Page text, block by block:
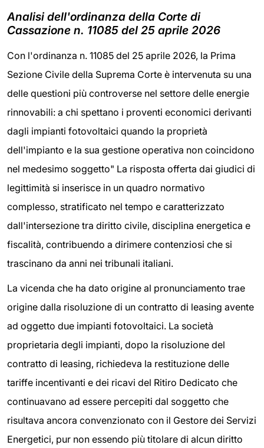
Analisi dell'ordinanza della Corte di
Cassazione n. 11085 del 25 aprile 2026
Con l'ordinanza n. 11085 del 25 aprile 2026, la Prima
Sezione Civile della Suprema Corte è intervenuta su una
delle questioni più controverse nel settore delle energie
rinnovabili: a chi spettano i proventi economici derivanti
dagli impianti fotovoltaici quando la proprietà
dell'impianto e la sua gestione operativa non coincidono
nel medesimo soggetto" La risposta offerta dai giudici di
legittimità si inserisce in un quadro normativo
complesso, stratificato nel tempo e caratterizzato
dall'intersezione tra diritto civile, disciplina energetica e
fiscalità, contribuendo a dirimere contenziosi che si
trascinano da anni nei tribunali italiani.
La vicenda che ha dato origine al pronunciamento trae
origine dalla risoluzione di un contratto di leasing avente
ad oggetto due impianti fotovoltaici. La società
proprietaria degli impianti, dopo la risoluzione del
contratto di leasing, richiedeva la restituzione delle
tariffe incentivanti e dei ricavi del Ritiro Dedicato che
continuavano ad essere percepiti dal soggetto che
risultava ancora convenzionato con il Gestore dei Servizi
Energetici, pur non essendo più titolare di alcun diritto